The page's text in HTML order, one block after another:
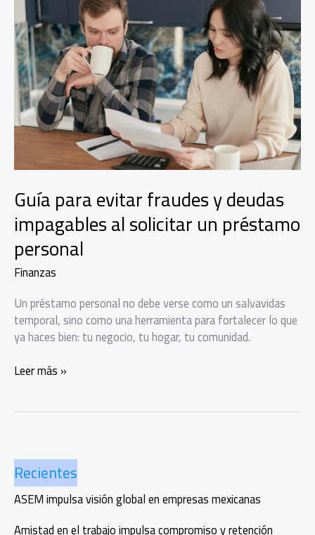
Guía para evitar fraudes y deudas
impagables al solicitar un préstamo
personal
Finanzas
Un préstamo personal no debe verse como un salvavidas
temporal, sino como una herramienta para fortalecer lo que
ya haces bien: tu negocio, tu hogar, tu comunidad.
Guía
deudas
impagables
al
solicitar
un
Leer más »
Recientes
ASEM impulsa visión global en empresas mexicanas
Amistad en el trabajo impulsa compromiso y retención